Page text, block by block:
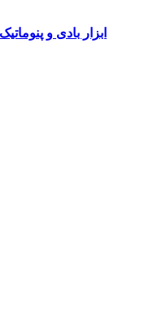
ابزار بادی و پنوماتیک